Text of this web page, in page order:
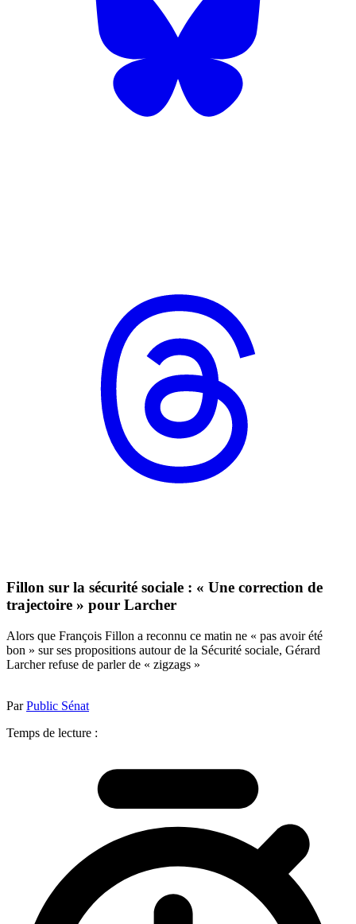
Fillon sur la sécurité sociale : « Une correction de
trajectoire » pour Larcher
Alors que François Fillon a reconnu ce matin ne « pas avoir été
bon » sur ses propositions autour de la Sécurité sociale, Gérard
Larcher refuse de parler de « zigzags »
ParPublic Sénat
Temps de lecture :